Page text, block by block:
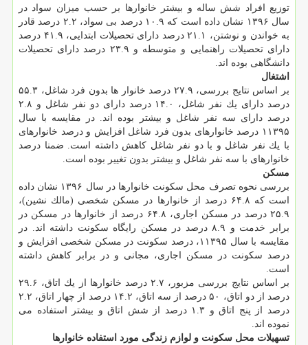
توزیع افراد شش ساله و بیشتر خانوارها بر حسب میزان سواد در
سال ۱۳۹۶ نشان داده است كه ۱۰.۹ درصد بی سواد، ۲.۲ درصد قادر
به خواندن و نوشتن، ۲۱.۱ درصد دارای تحصیلات ابتدایی، ۴۱.۹ درصد
دارای تحصیلات راهنمایی و متوسطه و ۲۳.۹ درصد دارای تحصیلات
دانشگاهی بوده اند.
اشتغال
بر اساس نتایج بررسی، ۲۷.۹ درصد خانوار ها بدون فرد شاغل، ۵۵.۳
درصد دارای یك نفر شاغل، ۱۴.۰ درصد دارای دو نفر شاغل و ۲.۸
درصد دارای سه نفر شاغل و بیشتر بوده اند. در مقایسه با سال
۱۱۳۹۵ درصد خانوارهای بدون فرد شاغل افزایش و درصد خانوارهای
با یك نفر شاغل و با دو نفر شاغل كاهش داشته است. ضمنا درصد
خانوارهای با سه نفر شاغل و بیشتر بدون تغییر بوده است.
مسكن
بررسی نحوه تصرف محل سكونت خانوارها در سال ۱۳۹۶ نشان داده
است كه ۶۴.۸ درصد از خانوارها در مسكن شخصی (مالك نشین)،
۲۵.۹ درصد در مسكن اجاری، ۶۴.۸ درصد از خانوارها در مسكن در
برابر خدمت و ۸.۹ درصد در مسكن رایگاه سكونت داشته اند. در
مقایسه با سال ۱۱۳۹۵، درصد سكونت در مسكن شخصی افزایش و
درصد سكونت در مسكن اجاری، مجانی و در برابر كاهش داشته
است.
بر اساس نتایج بررسی مزبور، ۲.۷ درصد خانوارها از یك اتاق، ۲۹.۶
درصد از دو اتاق، ۵۰ درصد از سه اتاق، ۱۴.۲ درصد از چهار اتاق، ۲.۲
درصد از پنج اتاق و ۱.۳ درصد از شش اتاق و بیشتر استفاده می
نموده اند.
تسهیلات محل سكونت و لوازم زندگی مورد استفاده خانوارها